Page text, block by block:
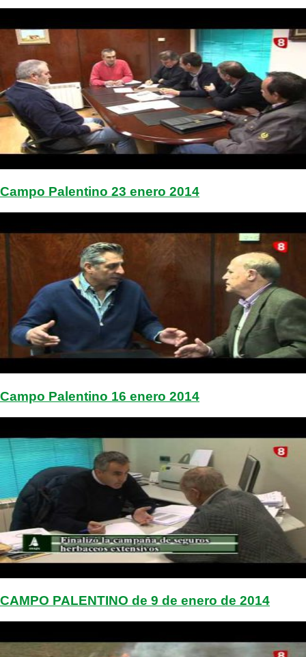
Campo Palentino 23 enero 2014
Campo Palentino 16 enero 2014
CAMPO PALENTINO de 9 de enero de 2014